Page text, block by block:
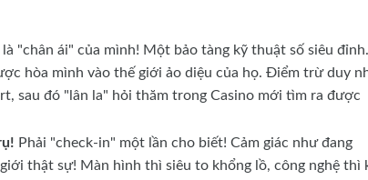
"chân ái" của mình! Một bảo tàng kỹ thuật số siêu đỉnh.
hòa mình vào thế giới ảo diệu của họ. Điểm trừ duy
sau đó "lân la" hỏi thăm trong Casino mới tìm ra được
Phải "check-in" một lần cho biết! Cảm giác như đang
thật sự! Màn hình thì siêu to khổng lồ, công nghệ thì